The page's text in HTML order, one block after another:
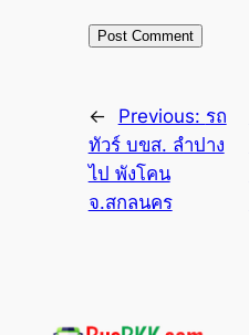
← Previous: รถ
ทัวร์ บขส. ลำปาง
ไป พังโคน
จ.สกลนคร